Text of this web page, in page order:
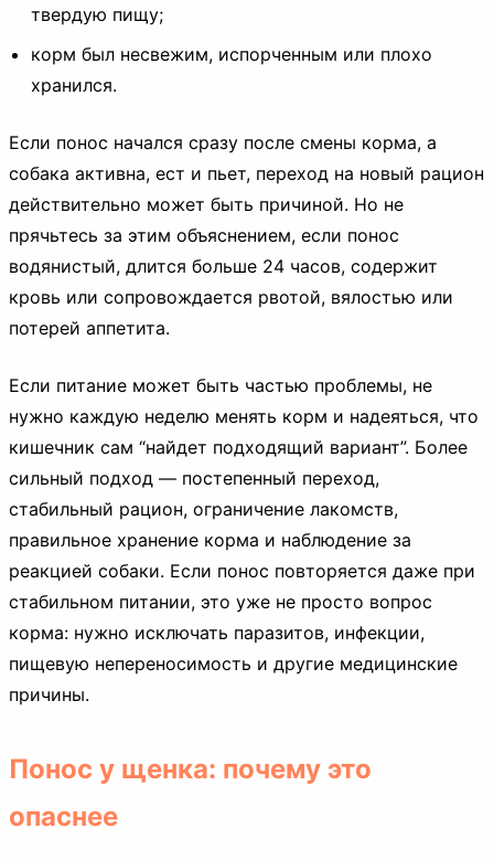
твердую пищу;
корм был несвежим, испорченным или плохо
хранился.
Если понос начался сразу после смены корма, а
собака активна, ест и пьет, переход на новый рацион
действительно может быть причиной. Но не
прячьтесь за этим объяснением, если понос
водянистый, длится больше 24 часов, содержит
кровь или сопровождается рвотой, вялостью или
потерей аппетита.
Если питание может быть частью проблемы, не
нужно каждую неделю менять корм и надеяться, что
кишечник сам “найдет подходящий вариант”. Более
сильный подход — постепенный переход,
стабильный рацион, ограничение лакомств,
правильное хранение корма и наблюдение за
реакцией собаки. Если понос повторяется даже при
стабильном питании, это уже не просто вопрос
корма: нужно исключать паразитов, инфекции,
пищевую непереносимость и другие медицинские
причины.
Понос у щенка: почему это
опаснее